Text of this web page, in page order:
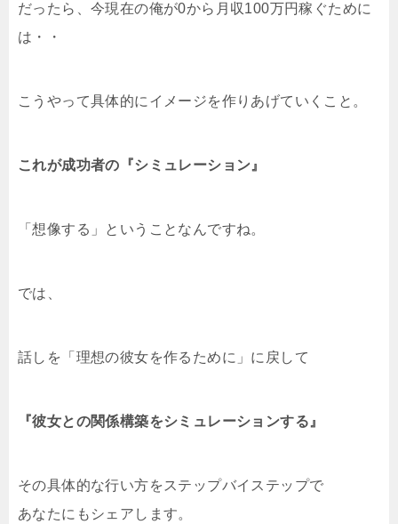
だったら、今現在の俺が0から月収100万円稼ぐために
は・・
こうやって具体的にイメージを作りあげていくこと。
これが成功者の『シミュレーション』
「想像する」ということなんですね。
では、
話しを「理想の彼女を作るために」に戻して
『彼女との関係構築をシミュレーションする』
その具体的な行い方をステップバイステップで
あなたにもシェアします。